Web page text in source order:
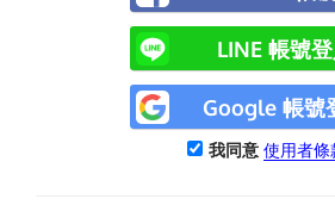
LINE 帳號
Google 帳號
我同意 使用者條